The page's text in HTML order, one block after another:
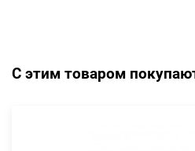
С этим товаром